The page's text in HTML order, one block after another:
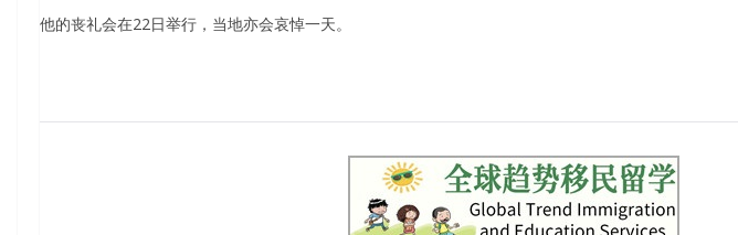
他的丧礼会在22日举行，当地亦会哀悼一天。